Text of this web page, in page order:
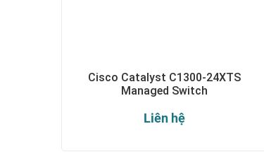
Cisco Catalyst C1300-24XTS
Managed Switch
Liên hệ